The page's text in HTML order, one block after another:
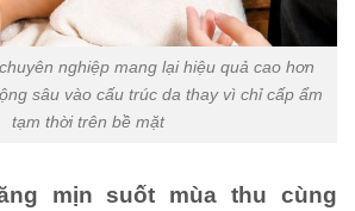
nghiệp mang lại hiệu quả cao hơn
sâu vào cấu trúc da thay vì chỉ cấp ẩm
tạm thời trên bề mặt
mịn suốt mùa thu cùng